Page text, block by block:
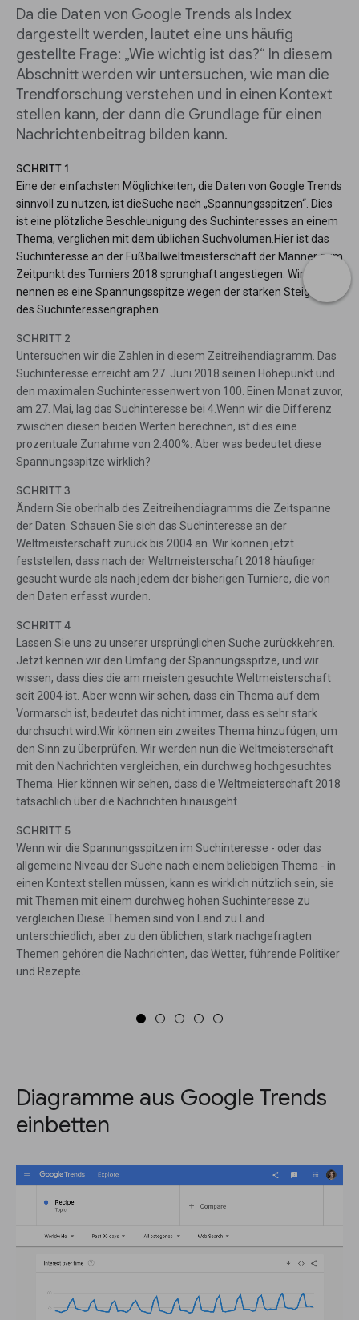
Da die Daten von Google Trends als Index
dargestellt werden, lautet eine uns häufig
gestellte Frage: „Wie wichtig ist das?“ In diesem
Abschnitt werden wir untersuchen, wie man die
Trendforschung verstehen und in einen Kontext
stellen kann, der dann die Grundlage für einen
Nachrichtenbeitrag bilden kann.
SCHRITT 1
Eine der einfachsten Möglichkeiten, die Daten von Google Trends
sinnvoll zu nutzen, ist dieSuche nach „Spannungsspitzen“. Dies
ist eine plötzliche Beschleunigung des Suchinteresses an einem
Thema, verglichen mit dem üblichen Suchvolumen.Hier ist das
Suchinteresse an der Fußballweltmeisterschaft der Männer zum
Zeitpunkt des Turniers 2018 sprunghaft angestiegen. Wir
nennen es eine Spannungsspitze wegen der starken Steigung
des Suchinteressengraphen.
SCHRITT 2
Untersuchen wir die Zahlen in diesem Zeitreihendiagramm. Das
Suchinteresse erreicht am 27. Juni 2018 seinen Höhepunkt und
den maximalen Suchinteressenwert von 100. Einen Monat zuvor,
am 27. Mai, lag das Suchinteresse bei 4.Wenn wir die Differenz
zwischen diesen beiden Werten berechnen, ist dies eine
prozentuale Zunahme von 2.400%. Aber was bedeutet diese
Spannungsspitze wirklich?
SCHRITT 3
Ändern Sie oberhalb des Zeitreihendiagramms die Zeitspanne
der Daten. Schauen Sie sich das Suchinteresse an der
Weltmeisterschaft zurück bis 2004 an. Wir können jetzt
feststellen, dass nach der Weltmeisterschaft 2018 häufiger
gesucht wurde als nach jedem der bisherigen Turniere, die von
den Daten erfasst wurden.
SCHRITT 4
Lassen Sie uns zu unserer ursprünglichen Suche zurückkehren.
Jetzt kennen wir den Umfang der Spannungsspitze, und wir
wissen, dass dies die am meisten gesuchte Weltmeisterschaft
seit 2004 ist. Aber wenn wir sehen, dass ein Thema auf dem
Vormarsch ist, bedeutet das nicht immer, dass es sehr stark
durchsucht wird.Wir können ein zweites Thema hinzufügen, um
den Sinn zu überprüfen. Wir werden nun die Weltmeisterschaft
mit den Nachrichten vergleichen, ein durchweg hochgesuchtes
Thema. Hier können wir sehen, dass die Weltmeisterschaft 2018
tatsächlich über die Nachrichten hinausgeht.
SCHRITT 5
Wenn wir die Spannungsspitzen im Suchinteresse - oder das
allgemeine Niveau der Suche nach einem beliebigen Thema - in
einen Kontext stellen müssen, kann es wirklich nützlich sein, sie
mit Themen mit einem durchweg hohen Suchinteresse zu
vergleichen.Diese Themen sind von Land zu Land
unterschiedlich, aber zu den üblichen, stark nachgefragten
Themen gehören die Nachrichten, das Wetter, führende Politiker
und Rezepte.
Diagramme aus Google Trends
einbetten